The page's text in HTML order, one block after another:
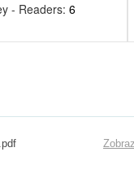
- Readers: 6